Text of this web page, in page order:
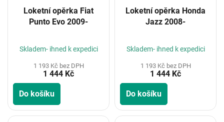
Loketní opěrka Fiat
Punto Evo 2009-
Skladem- ihned k expedici
1 193 Kč bez DPH
1 444 Kč
Do košíku
Loketní opěrka Honda
Jazz 2008-
Skladem- ihned k expedici
1 193 Kč bez DPH
1 444 Kč
Do košíku